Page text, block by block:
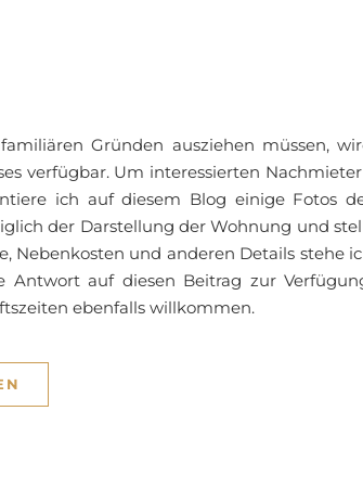
Gründen ausziehen müssen,
verfügbar. Um interessierten
ich auf diesem Blog einige Fotos
der Darstellung der Wohnung und
Nebenkosten und anderen Details stehe
Antwort auf diesen Beitrag zur
ebenfalls willkommen.